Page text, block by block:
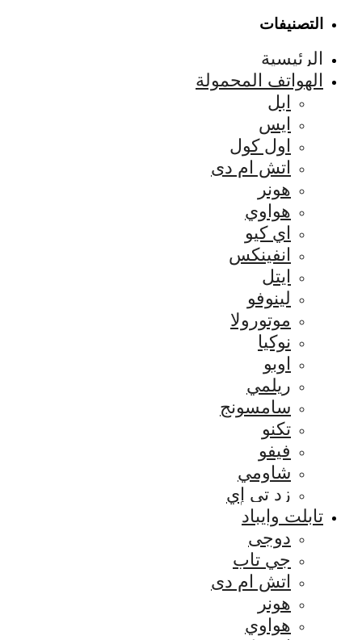
التصنيفات
الرئيسية
الهواتف المحمولة
ابل
ايس
اول كول
اتش ام دى
هونر
هواوي
اي كيو
انفينكس
ايتل
لينوفو
موتورولا
نوكيا
اوبو
ريلمي
سامسونج
تكنو
فيفو
شاومي
زد تي إي
تابلت وايباد
دوجى
جي تاب
اتش ام دى
هونر
هواوي